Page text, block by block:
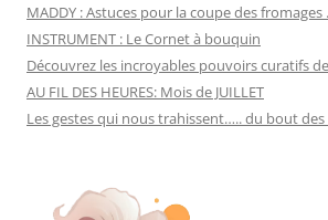
MADDY : Astuces pour la coupe des fromages
INSTRUMENT : Le Cornet à bouquin
Découvrez les incroyables pouvoirs curatifs
AU FIL DES HEURES: Mois de JUILLET
Les gestes qui nous trahissent….. du bout